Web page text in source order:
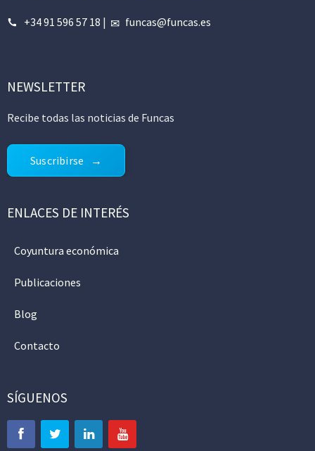
+34 91 596 57 18 | funcas@funcas.es
NEWSLETTER
Recibe todas las noticias de Funcas
Suscribirse
ENLACES DE INTERÉS
Coyuntura económica
Publicaciones
Blog
Contacto
SÍGUENOS